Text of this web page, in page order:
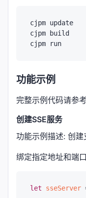
cjpm update
cjpm build
功能示例
完整示例代码请参
创建SSE服务
功能示例描述: 创
绑定指定地址和端口
let sseServer